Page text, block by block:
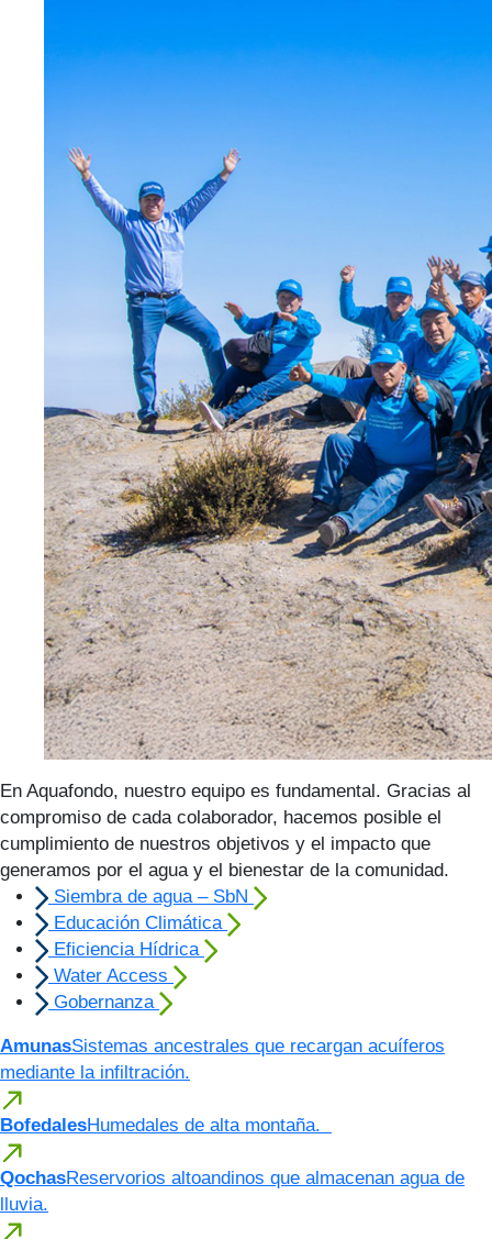
En Aquafondo, nuestro equipo es fundamental. Gracias al
compromiso de cada colaborador, hacemos posible el
cumplimiento de nuestros objetivos y el impacto que
generamos por el agua y el bienestar de la comunidad.
Siembra de agua – SbN
Educación Climática
Eficiencia Hídrica
Water Access
Gobernanza
AmunasSistemas ancestrales que recargan acuíferos
mediante la infiltración.
BofedalesHumedales de alta montaña.
QochasReservorios altoandinos que almacenan agua de
lluvia.